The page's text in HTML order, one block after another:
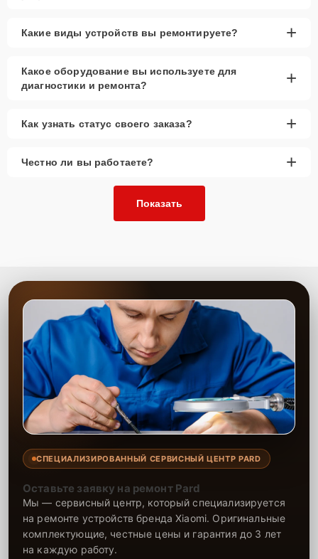
Какие виды устройств вы ремонтируете? +
Какое оборудование вы используете для
диагностики и ремонта?
+
Как узнать статус своего заказа? +
Честно ли вы работаете? +
Показать
СПЕЦИАЛИЗИРОВАННЫЙ СЕРВИСНЫЙ ЦЕНТР PARD
Оставьте заявку на ремонт Pard
Мы — сервисный центр, который специализируется
на ремонте устройств бренда Xiaomi. Оригинальные
комплектующие, честные цены и гарантия до 3 лет
на каждую работу.